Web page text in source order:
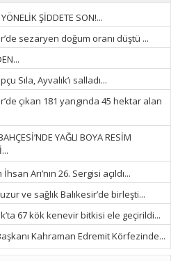
07/04/2026
Fatma Zehra Köseley
MUSTAFA KEMALİN
KAĞNISI
07/04/2026
Mehmet Çağ
“BEDEN VE RUH
BÜTÜNLÜĞÜ...”
18/03/2023
İlknur Solmaz Çoban
“DOĞANIN GÜLEÇ
YAĞMURLARINI
ÖZLERKEN…”
23/11/2025
ŞİDDETE SON!...
sezaryen doğum oranı düştü ...
Sıla, Ayvalık’ı salladı...
çıkan 181 yangında 45 hektar alan
YAĞLI BOYA RESİM
Arı’nın 26. Sergisi açıldı...
ve sağlık Balıkesir’de birleşti...
67 kök kenevir bitkisi ele geçirildi...
Kahraman Edremit Körfezinde...